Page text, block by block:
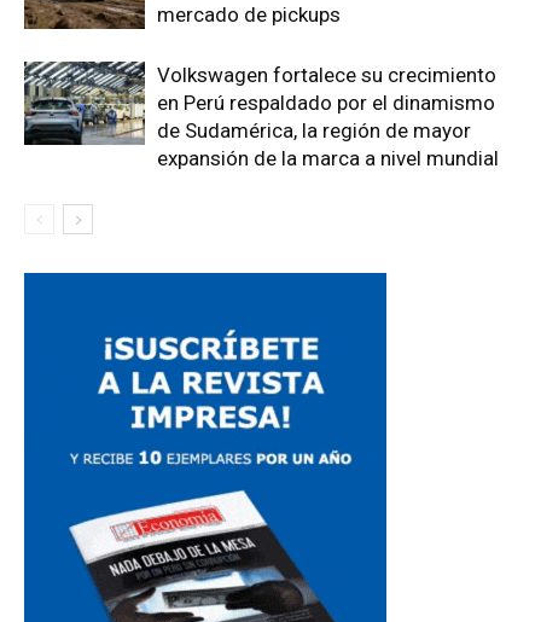
mercado de pickups
Volkswagen fortalece su crecimiento
en Perú respaldado por el dinamismo
de Sudamérica, la región de mayor
expansión de la marca a nivel mundial